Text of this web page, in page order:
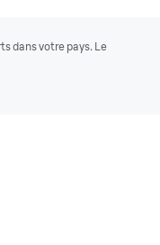
dans votre pays. Le